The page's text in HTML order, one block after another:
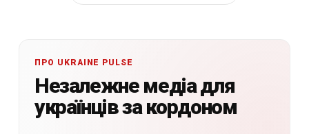
ПРО UKRAINE PULSE
Незалежне медіа для
українців за кордоном